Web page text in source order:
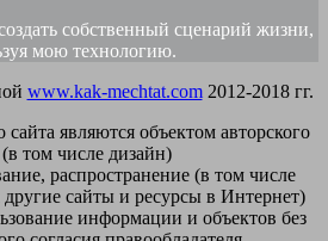
собственный сценарий жизни,
мою технологию.
www.kak-mechtat.com2012-2018 гг.
являются объектом авторского
том числе дизайн)
распространение (в том числе
сайты и ресурсы в Интернет)
информации и объектов без